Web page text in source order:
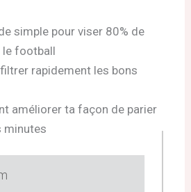
simple pour viser 80% de
le football
rapidement les bons
améliorer ta façon de parier
minutes